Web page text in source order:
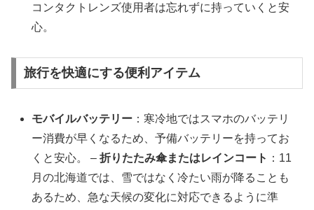
コンタクトレンズ使用者は忘れずに持っていくと安
心。
旅行を快適にする便利アイテム
モバイルバッテリー ：寒冷地ではスマホのバッテリ
ー消費が早くなるため、予備バッテリーを持ってお
くと安心。 –折りたたみ傘またはレインコート ：11
月の北海道では、雪ではなく冷たい雨が降ることも
あるため、急な天候の変化に対応できるように準